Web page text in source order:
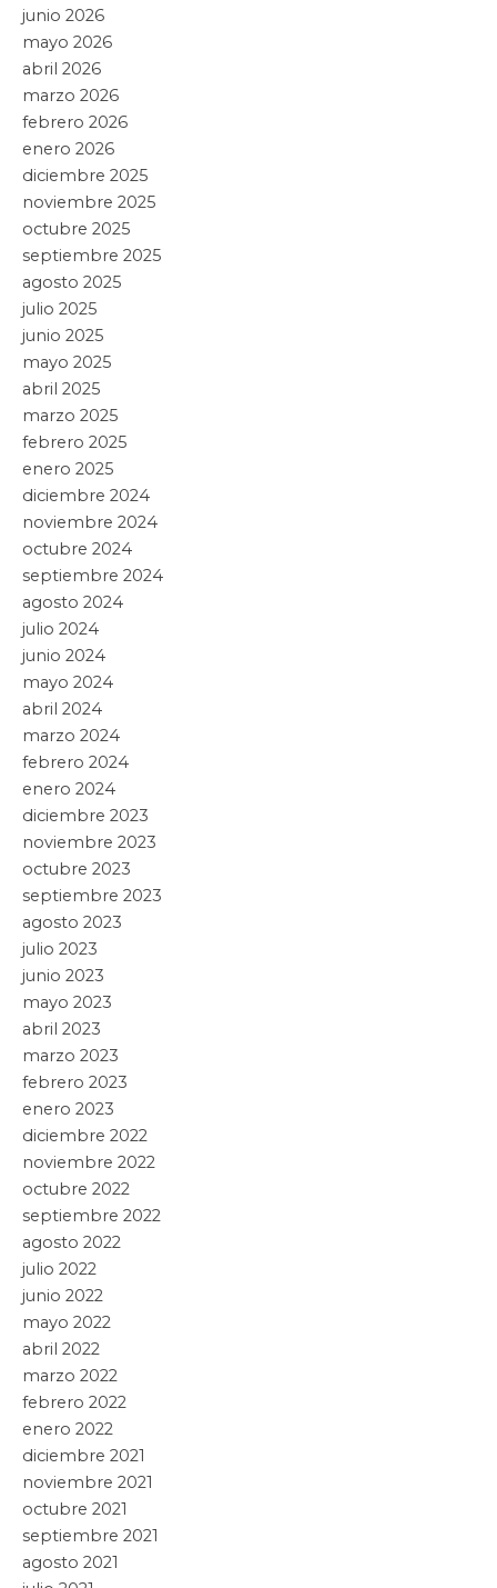
junio 2026
mayo 2026
abril 2026
marzo 2026
febrero 2026
enero 2026
diciembre 2025
noviembre 2025
octubre 2025
septiembre 2025
agosto 2025
julio 2025
junio 2025
mayo 2025
abril 2025
marzo 2025
febrero 2025
enero 2025
diciembre 2024
noviembre 2024
octubre 2024
septiembre 2024
agosto 2024
julio 2024
junio 2024
mayo 2024
abril 2024
marzo 2024
febrero 2024
enero 2024
diciembre 2023
noviembre 2023
octubre 2023
septiembre 2023
agosto 2023
julio 2023
junio 2023
mayo 2023
abril 2023
marzo 2023
febrero 2023
enero 2023
diciembre 2022
noviembre 2022
octubre 2022
septiembre 2022
agosto 2022
julio 2022
junio 2022
mayo 2022
abril 2022
marzo 2022
febrero 2022
enero 2022
diciembre 2021
noviembre 2021
octubre 2021
septiembre 2021
agosto 2021